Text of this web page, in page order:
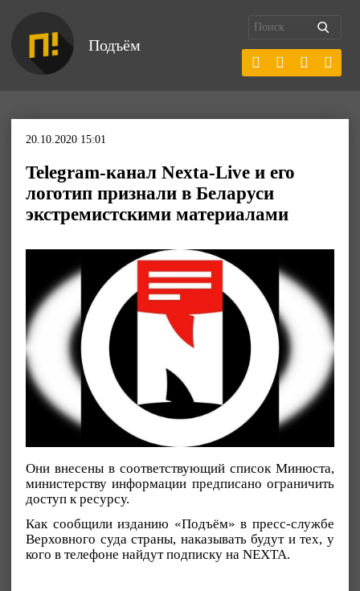
Подъём
20.10.2020 15:01
Telegram-канал Nexta-Live и его
логотип признали в Беларуси
экстремистскими материалами
Они внесены в соответствующий список Минюста,
министерству информации предписано ограничить
доступ к ресурсу.
Как сообщили изданию «Подъём» в пресс-службе
Верховного суда страны, наказывать будут и тех, у
кого в телефоне найдут подписку на NEXTA.